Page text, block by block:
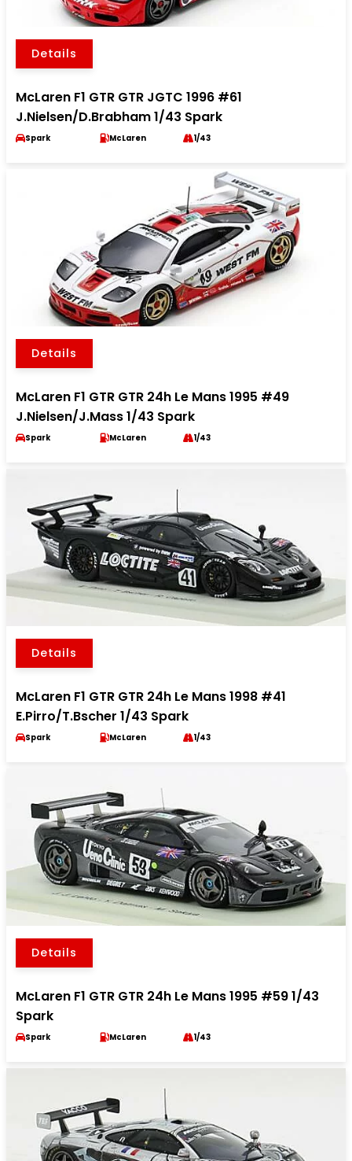
Details
McLaren F1 GTR GTR JGTC 1996 #61
J.Nielsen/D.Brabham 1/43 Spark
Spark McLaren 1/43
Details
McLaren F1 GTR GTR 24h Le Mans 1995 #49
J.Nielsen/J.Mass 1/43 Spark
Spark McLaren 1/43
Details
McLaren F1 GTR GTR 24h Le Mans 1998 #41
E.Pirro/T.Bscher 1/43 Spark
Spark McLaren 1/43
Details
McLaren F1 GTR GTR 24h Le Mans 1995 #59 1/43
Spark
Spark McLaren 1/43